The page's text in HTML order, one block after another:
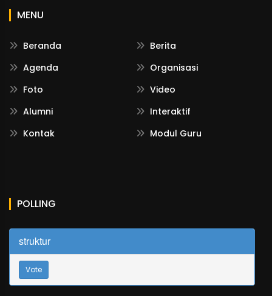
MENU
Beranda
Berita
Agenda
Organisasi
Foto
Video
Alumni
Interaktif
Kontak
Modul Guru
POLLING
struktur
Vote